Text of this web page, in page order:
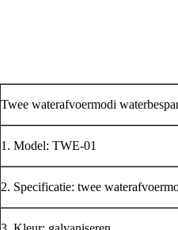
Twee waterafvoermodi
1. Model: TWE-01
2. Specificatie: twee